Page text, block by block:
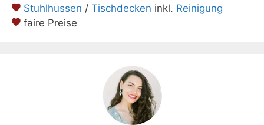
Stuhlhussen / Tischdecken inkl. Reinigung
faire Preise